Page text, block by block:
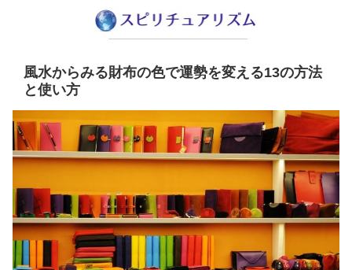
風水からみる財布の色で運勢を変える13の方法
と使い方